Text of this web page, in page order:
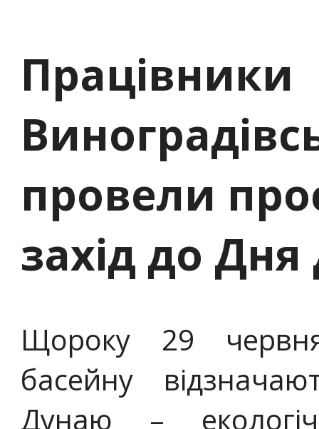
Працівники
провели
захід до
Щороку 29
басейну
Дунаю –